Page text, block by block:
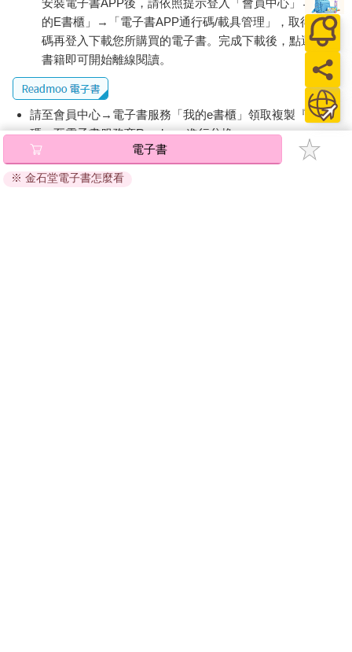
安裝電子書APP後，請依照提示登入「會員中心」→「我
的E書櫃」→「電子書APP通行碼/載具管理」，取得通行
碼再登入下載您所購買的電子書。完成下載後，點選任一
書籍即可開始離線閱讀。
請至會員中心→電子書服務「我的e書櫃」領取複製『兌換
碼』至電子書服務商Readmoo進行兌換。
退換貨須知：
因版權保護，您在金石堂所購買的電子書僅能以金石堂專屬
電子書
※ 金石堂電子書怎麼看